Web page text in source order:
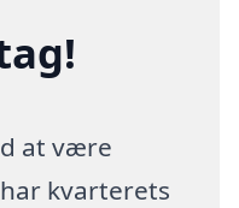
at være
kvarterets